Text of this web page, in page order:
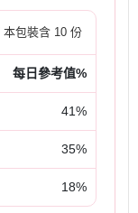
包裝含 10 份
每日參考值%
41%
35%
18%